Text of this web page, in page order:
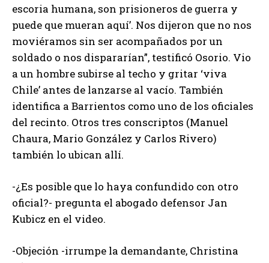
escoria humana, son prisioneros de guerra y
puede que mueran aquí’. Nos dijeron que no nos
moviéramos sin ser acompañados por un
soldado o nos dispararían”, testificó Osorio. Vio
a un hombre subirse al techo y gritar ‘viva
Chile’ antes de lanzarse al vacío. También
identifica a Barrientos como uno de los oficiales
del recinto. Otros tres conscriptos (Manuel
Chaura, Mario González y Carlos Rivero)
también lo ubican allí.
-¿Es posible que lo haya confundido con otro
oficial?- pregunta el abogado defensor Jan
Kubicz en el video.
-Objeción -irrumpe la demandante, Christina